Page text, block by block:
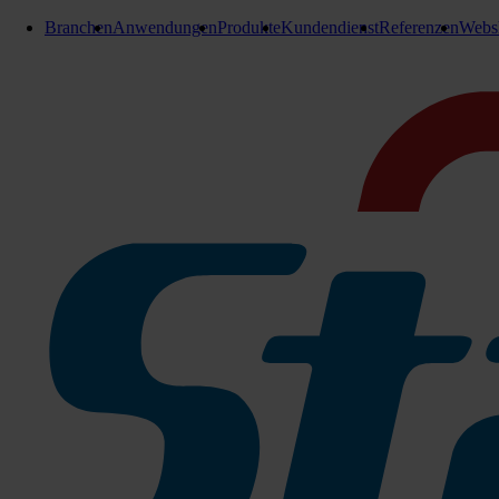
BranchenAnwendungenProdukteKundendienstReferenzen